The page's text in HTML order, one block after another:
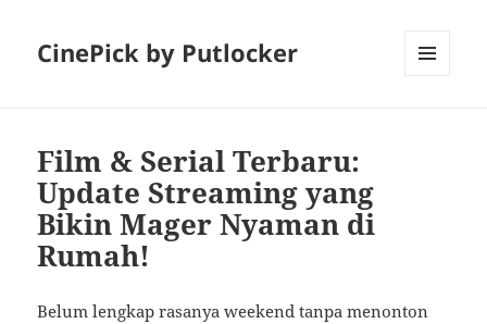
CinePick by Putlocker
Film & Serial Terbaru:
Update Streaming yang
Bikin Mager Nyaman di
Rumah!
Belum lengkap rasanya weekend tanpa menonton